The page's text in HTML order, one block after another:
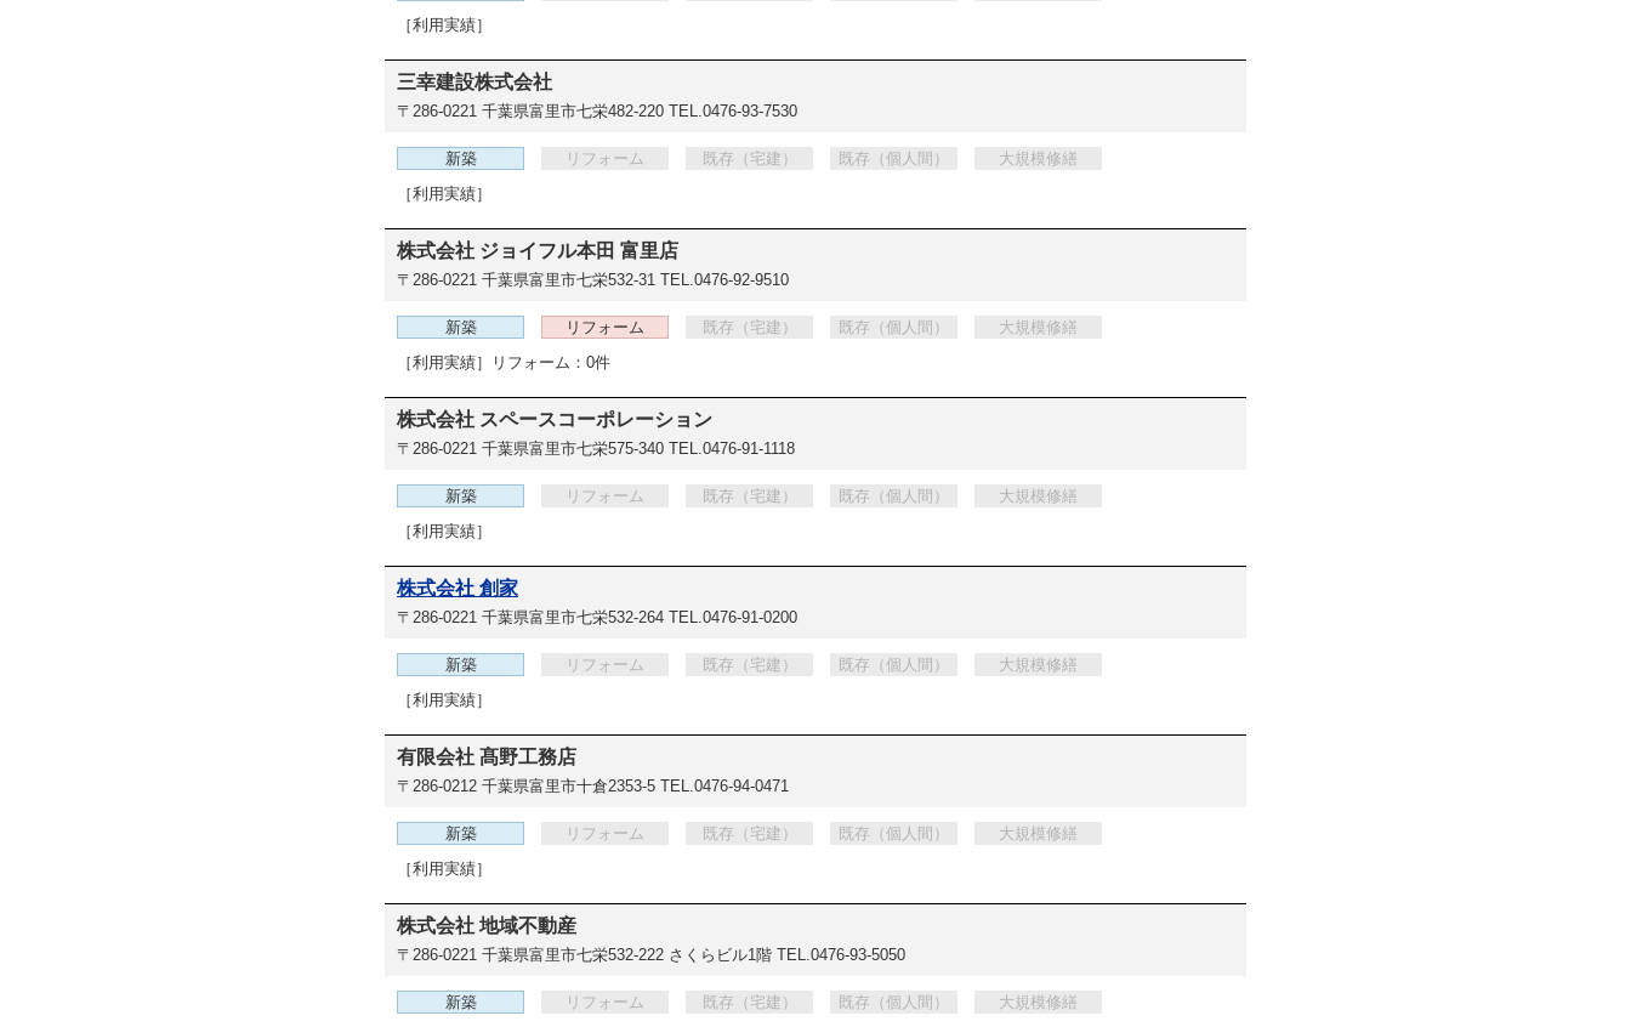
［利用実績］
三幸建設株式会社
〒286-0221 千葉県富里市七栄482-220 TEL.0476-93-7530
新築 リフォーム 既存（宅建） 既存（個人間）
大規模修繕
［利用実績］
株式会社 ジョイフル本田 富里店
〒286-0221 千葉県富里市七栄532-31 TEL.0476-92-9510
新築 リフォーム 既存（宅建） 既存（個人間）
大規模修繕
［利用実績］リフォーム：0件
株式会社 スペースコーポレーション
〒286-0221 千葉県富里市七栄575-340 TEL.0476-91-1118
新築 リフォーム 既存（宅建） 既存（個人間）
大規模修繕
［利用実績］
株式会社 創家
〒286-0221 千葉県富里市七栄532-264 TEL.0476-91-0200
新築 リフォーム 既存（宅建） 既存（個人間）
大規模修繕
［利用実績］
有限会社 髙野工務店
〒286-0212 千葉県富里市十倉2353-5 TEL.0476-94-0471
新築 リフォーム 既存（宅建） 既存（個人間）
大規模修繕
［利用実績］
株式会社 地域不動産
〒286-0221 千葉県富里市七栄532-222 さくらビル1階 TEL.0476-93-5050
新築 リフォーム 既存（宅建） 既存（個人間）
大規模修繕